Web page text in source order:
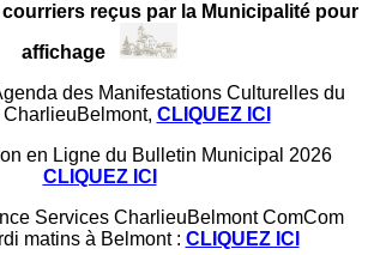
reçus par la Municipalité pour
affichage
des Manifestations Culturelles du
CharlieuBelmont, CLIQUEZ ICI
en Ligne du Bulletin Municipal 2026
CLIQUEZ ICI
Services CharlieuBelmont ComCom
matins à Belmont : CLIQUEZ ICI